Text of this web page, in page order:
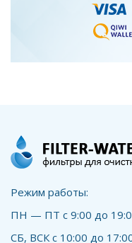
Режим работы:
ПН — ПТ с 9:00 до
СБ, ВСК с 10:00 до